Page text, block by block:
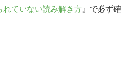
れていない読み解き方 』で必ず確